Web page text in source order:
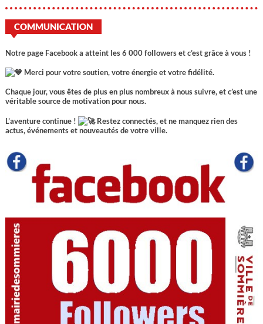
COMMUNICATION
Notre page Facebook a atteint les 6 000 followers et c’est grâce à vous !
Merci pour votre soutien, votre énergie et votre fidélité.
Chaque jour, vous êtes de plus en plus nombreux à nous suivre, et c’est une
véritable source de motivation pour nous.
L’aventure continue !
Restez connectés, et ne manquez rien des
actus, événements et nouveautés de votre ville.